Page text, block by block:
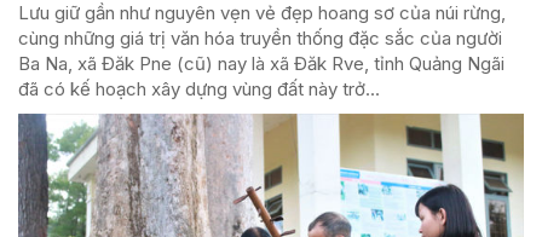
Lưu giữ gần như nguyên vẹn vẻ đẹp hoang sơ của núi rừng,
cùng những giá trị văn hóa truyền thống đặc sắc của người
Ba Na, xã Đăk Pne (cũ) nay là xã Đăk Rve, tỉnh Quảng Ngãi
đã có kế hoạch xây dựng vùng đất này trở...